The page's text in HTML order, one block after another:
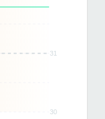
31
30